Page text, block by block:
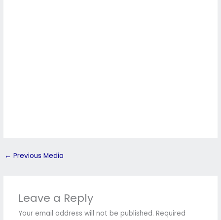
← Previous Media
Leave a Reply
Your email address will not be published. Required